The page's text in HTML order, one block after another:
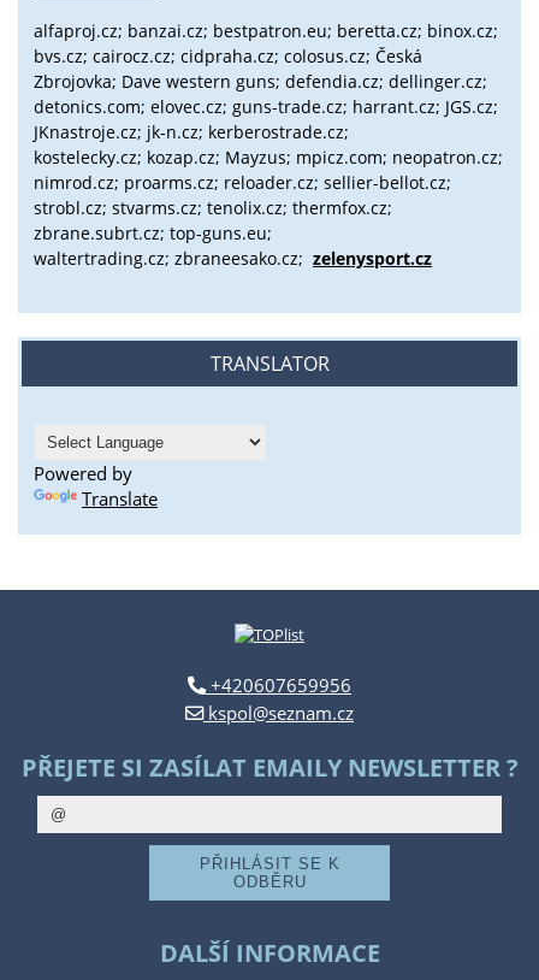
alfaproj.cz; banzai.cz; bestpatron.eu; beretta.cz; binox.cz;
bvs.cz; cairocz.cz; cidpraha.cz; colosus.cz; Česká
Zbrojovka; Dave western guns; defendia.cz; dellinger.cz;
detonics.com; elovec.cz; guns-trade.cz; harrant.cz; JGS.cz;
JKnastroje.cz; jk-n.cz; kerberostrade.cz;
kostelecky.cz; kozap.cz; Mayzus; mpicz.com; neopatron.cz;
nimrod.cz; proarms.cz; reloader.cz; sellier-bellot.cz;
strobl.cz; stvarms.cz; tenolix.cz; thermfox.cz;
zbrane.subrt.cz; top-guns.eu;
waltertrading.cz; zbraneesako.cz; zelenysport.cz
TRANSLATOR
Powered by
Translate
+420607659956
kspol@seznam.cz
PŘEJETE SI ZASÍLAT EMAILY NEWSLETTER ?
DALŠÍ INFORMACE